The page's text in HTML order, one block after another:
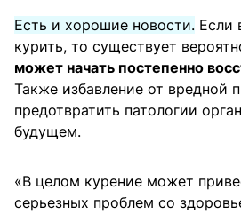
Есть и хорошие новости. Если
курить, то существует
может начать постепенно
Также избавление от вредной
предотвратить патологии
будущем.
«В целом курение может
серьезных проблем со